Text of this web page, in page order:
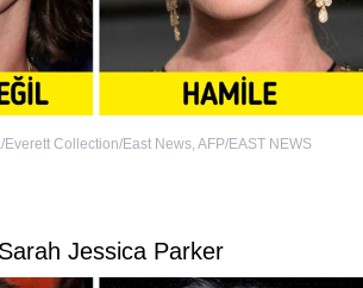
Everett Collection/East News, AFP/EAST NEWS
Jessica Parker